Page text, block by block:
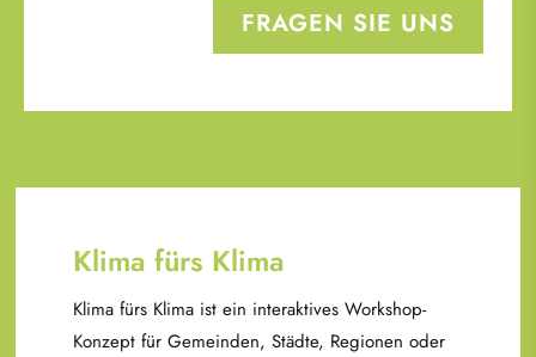
FRAGEN SIE UNS
Klima fürs Klima
Klima fürs Klima ist ein interaktives Workshop-
Konzept für Gemeinden, Städte, Regionen oder